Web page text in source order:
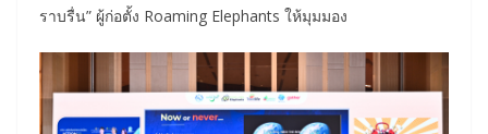
ราบรื่น” ผู้ก่อตั้ง Roaming Elephants ให้มุมมอง